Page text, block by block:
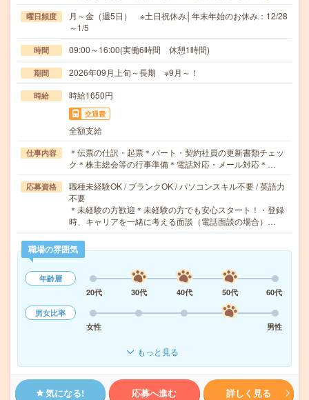
曜日頻度
月～金（週5日） ※土日祝休み│年末年始のお休み：12/28
～1/5
時間 09:00～16:00(実働6時間 休憩1時間)
期間 2026年09月上旬～長期 ※9月～！
時給 時給1650円
交通費
全額支給
仕事内容
＊伝票の仕訳・起票＊パート・契約社員の更新書類チェッ
ク＊株主総会等の行事準備＊電話対応・メール対応＊…
応募資格
職種未経験OK / ブランクOK / パソコンスキル不要 / 英語力
不要
＊未経験の方歓迎＊未経験の方でも安心スタート！・登録
時、キャリアを一緒に考える面談（電話面談の場合）…
職場の雰囲気
年齢層
20代
30代 40代 50代
60代
男女比率
女性
男性
もっと見る
気になる! 応募へ進む 詳しく見る